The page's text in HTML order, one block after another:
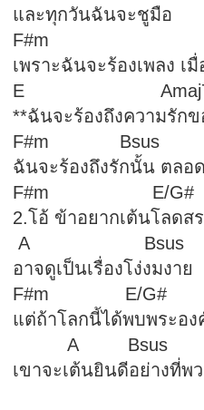
และทุกวันฉันจะชูมือ
F#m
เพราะฉันจะร้องเพลง เ
E
**ฉันจะร้องถึงความรักข
F#m Bsus
ฉันจะร้องถึงรักนั้น ตลอ
F#m
2.โอ้ ข้าอยากเต้น
A Bsus
อาจดูเป็นเรื่องโง่งมงาย
F#m E/G#
แต่ถ้าโลกนี้ได้พบพระอง
A Bsus
เขาจะเต้นยินดีอย่างที่พ